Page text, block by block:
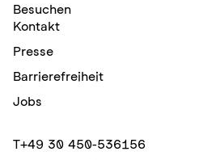
Besuchen
Kontakt
Presse
Barrierefreiheit
Jobs
T+49 30 450-536156